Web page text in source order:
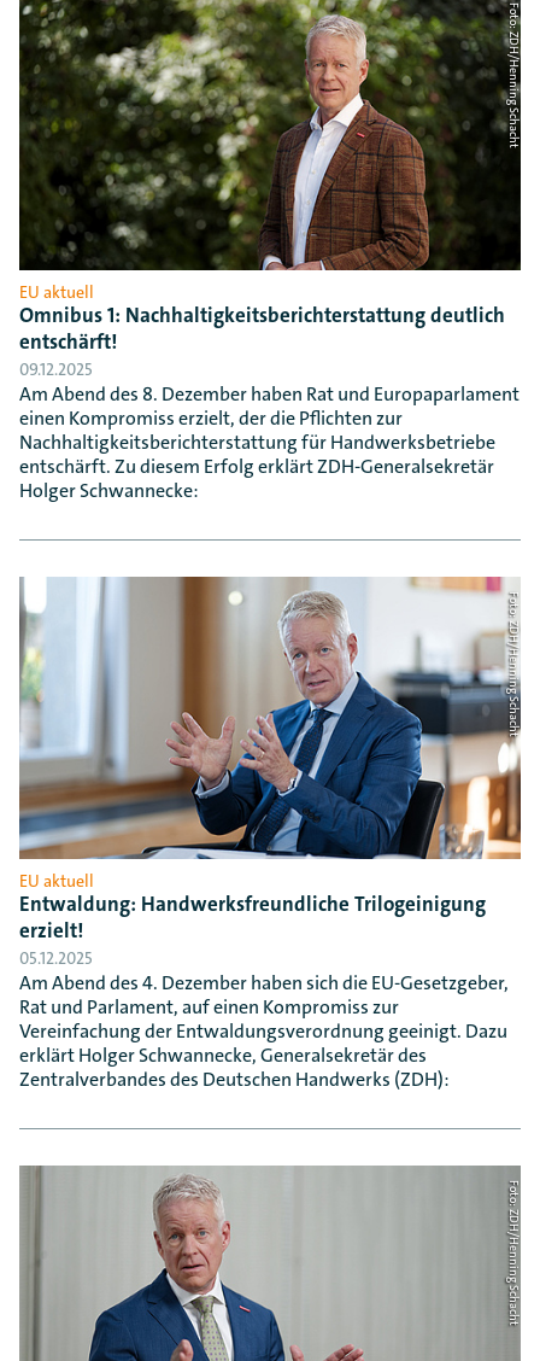
Foto: ZDH/Henning Schacht
EU aktuell
Omnibus 1: Nachhaltigkeitsberichterstattung deutlich
entschärft!
09.12.2025
Am Abend des 8. Dezember haben Rat und Europaparlament
einen Kompromiss erzielt, der die Pflichten zur
Nachhaltigkeitsberichterstattung für Handwerksbetriebe
entschärft. Zu diesem Erfolg erklärt ZDH-Generalsekretär
Holger Schwannecke:
Foto: ZDH/Henning Schacht
EU aktuell
Entwaldung: Handwerksfreundliche Trilogeinigung
erzielt!
05.12.2025
Am Abend des 4. Dezember haben sich die EU-Gesetzgeber,
Rat und Parlament, auf einen Kompromiss zur
Vereinfachung der Entwaldungsverordnung geeinigt. Dazu
erklärt Holger Schwannecke, Generalsekretär des
Zentralverbandes des Deutschen Handwerks (ZDH):
Foto: ZDH/Henning Schacht